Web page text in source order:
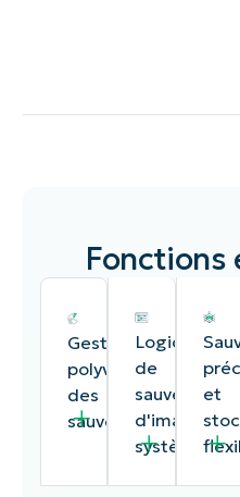
Fonctions
Gestion
polyvalente
des
sauvegardes
Logiciel
de
sauvegarde
d'image
système
et